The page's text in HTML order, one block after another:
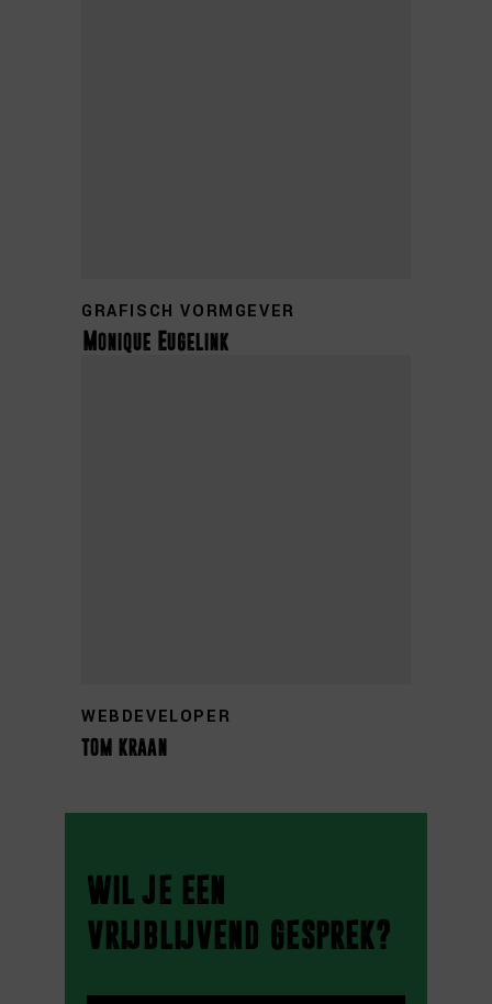
GRAFISCH VORMGEVER
Monique Eugelink
WEBDEVELOPER
tom kraan
wil je een
vrijblijvend gesprek?